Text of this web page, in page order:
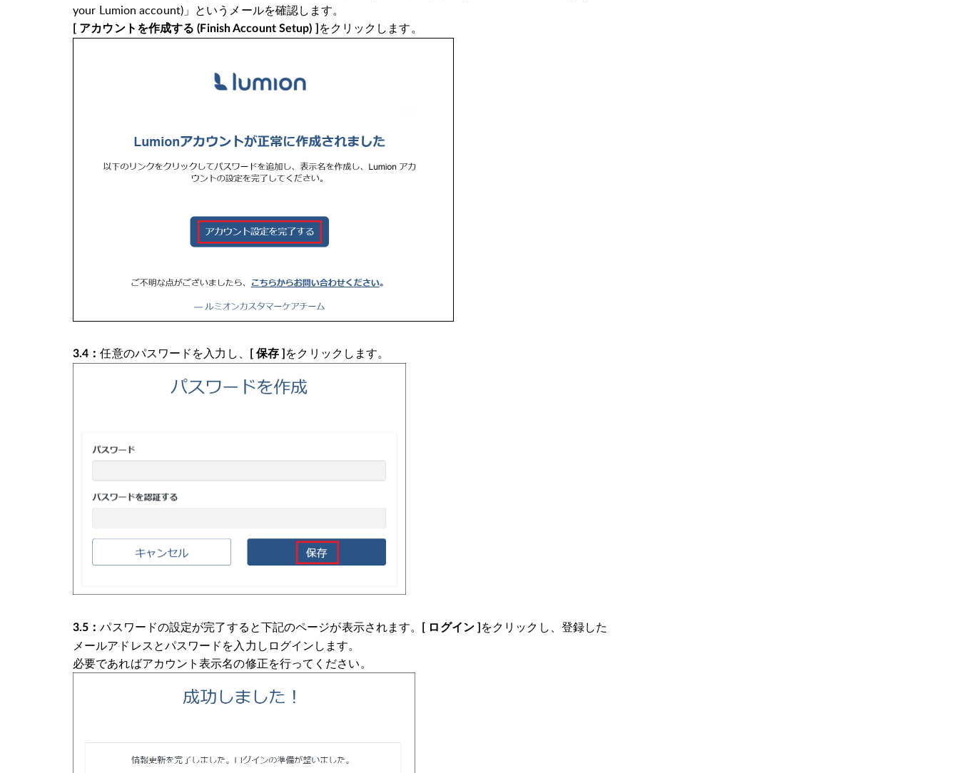
your Lumion account)」というメールを確認します。
[ アカウントを作成する (Finish Account Setup) ] をクリックします。
3.4：任意のパスワードを入力し、 [ 保存 ] をクリックします。
3.5：パスワードの設定が完了すると下記のページが表示されます。 [ ログイン ]
をクリックし、登録した
メールアドレスとパスワードを入力しログインします。
必要であればアカウント表示名の修正を行ってください。